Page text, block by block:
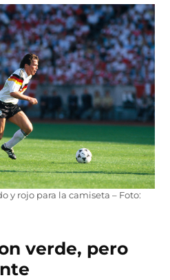
y rojo para la camiseta – Foto:
verde, pero